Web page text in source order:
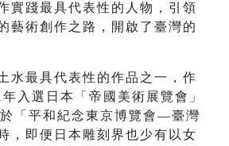
實踐最具代表性的人物，引領
藝術創作之路，開啟了臺灣的
水最具代表性的作品之一，作
入選日本「帝國美術展覽會」
「平和紀念東京博覽會—臺灣
，即便日本雕刻界也少有以女